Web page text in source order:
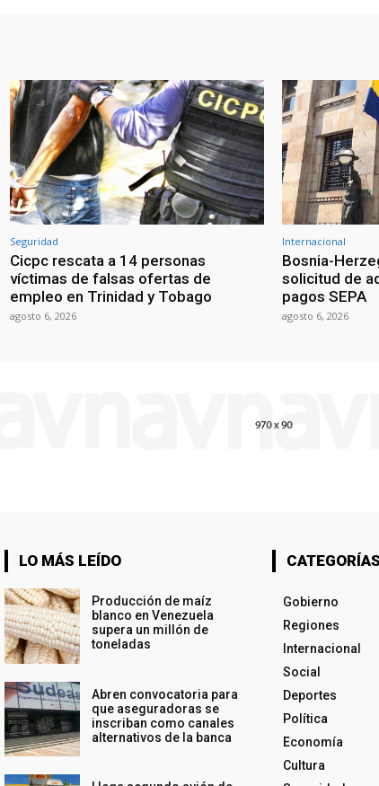
Seguridad
Cicpc rescata a 14 personas
víctimas de falsas ofertas de
empleo en Trinidad y Tobago
agosto 6, 2026
Internacional
Bosnia-
solicitud de
pagos SEPA
agosto 6, 2026
LO MÁS LEÍDO
Producción de maíz
blanco en Venezuela
supera un millón de
toneladas
Abren convocatoria para
que aseguradoras se
inscriban como canales
alternativos de la banca
CATEGORÍAS
Gobierno
Regiones
Internacional
Social
Deportes
Política
Economía
Cultura